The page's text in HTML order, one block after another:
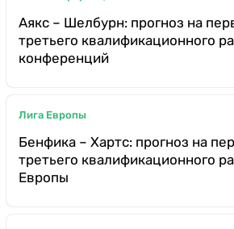
Аякс – Шелбурн: прогноз на
третьего квалификационного
конференций
Лига Европы
Бенфика – Хартс: прогноз на
третьего квалификационного
Европы